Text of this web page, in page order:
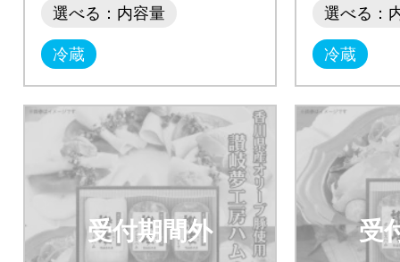
選べる：内容量
冷蔵
選べる：
冷蔵
受付期間外 受